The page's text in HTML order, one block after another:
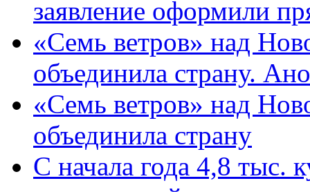
заявление оформили
«Семь ветров» над
объединила страну.
«Семь ветров» над
объединила страну
С начала года 4,8 тыс.